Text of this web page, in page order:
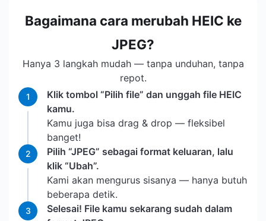
Bagaimana cara merubah HEIC ke
JPEG?
Hanya 3 langkah mudah — tanpa unduhan, tanpa
repot.
1
Klik tombol “Pilih file” dan unggah file HEIC
kamu.
Kamu juga bisa drag & drop — fleksibel
banget!
2
Pilih “JPEG” sebagai format keluaran, lalu
klik “Ubah”.
Kami akan mengurus sisanya — hanya butuh
beberapa detik.
3
Selesai! File kamu sekarang sudah dalam